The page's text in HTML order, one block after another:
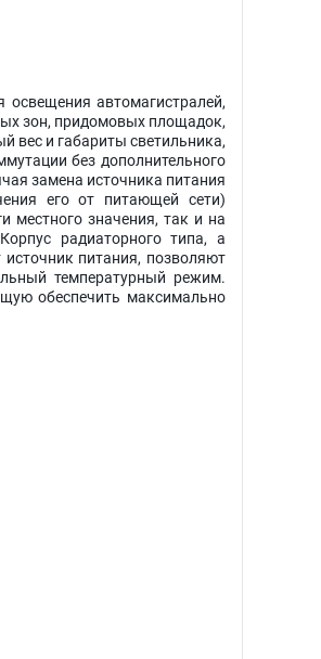
автомагистралей,
зон, придомовых площадок,
вес и габариты светильника,
без дополнительного
замена источника питания
его от питающей сети)
местного значения, так и на
радиаторного типа, а
питания, позволяют
температурный режим.
обеспечить максимально